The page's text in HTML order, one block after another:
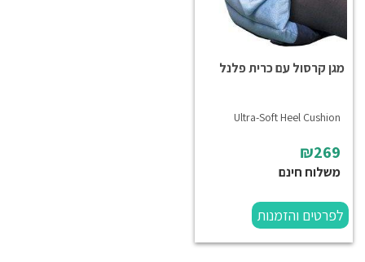
מגן קרסול עם כרית פלנל
Ultra-Soft Heel Cushion
₪269
משלוח חינם
לפרטים והזמנות